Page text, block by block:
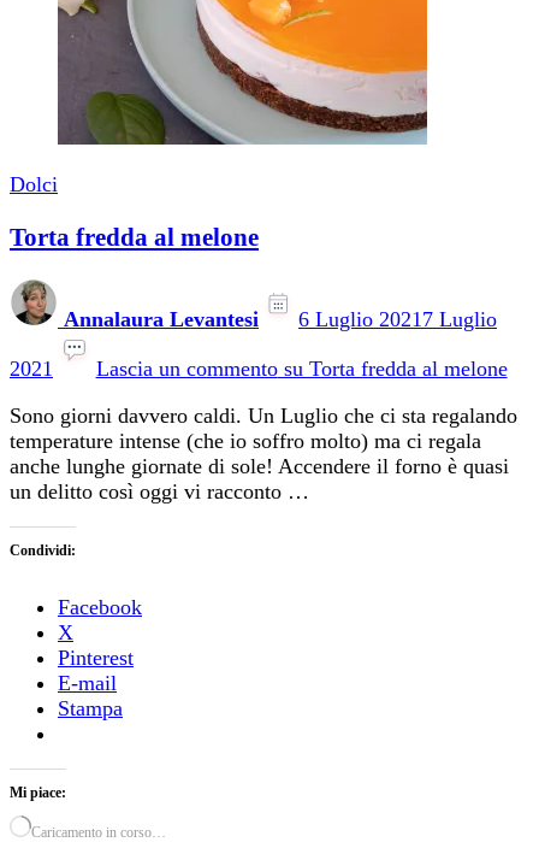
Dolci
Torta fredda al melone
Annalaura Levantesi 6 Luglio 20217 Luglio
2021 Lascia un commentosu Torta fredda al melone
Sono giorni davvero caldi. Un Luglio che ci sta regalando
temperature intense (che io soffro molto) ma ci regala
anche lunghe giornate di sole! Accendere il forno è quasi
un delitto così oggi vi racconto …
Condividi:
Facebook
X
Pinterest
E-mail
Stampa
Mi piace:
Caricamento in corso…